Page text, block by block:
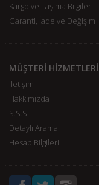
Kargo ve Taşıma Bilgileri
Garanti, İade ve Değişim
MÜŞTERİ HİZMETLERİ
İletişim
Hakkımızda
S.S.S.
Detaylı Arama
Hesap Bilgileri